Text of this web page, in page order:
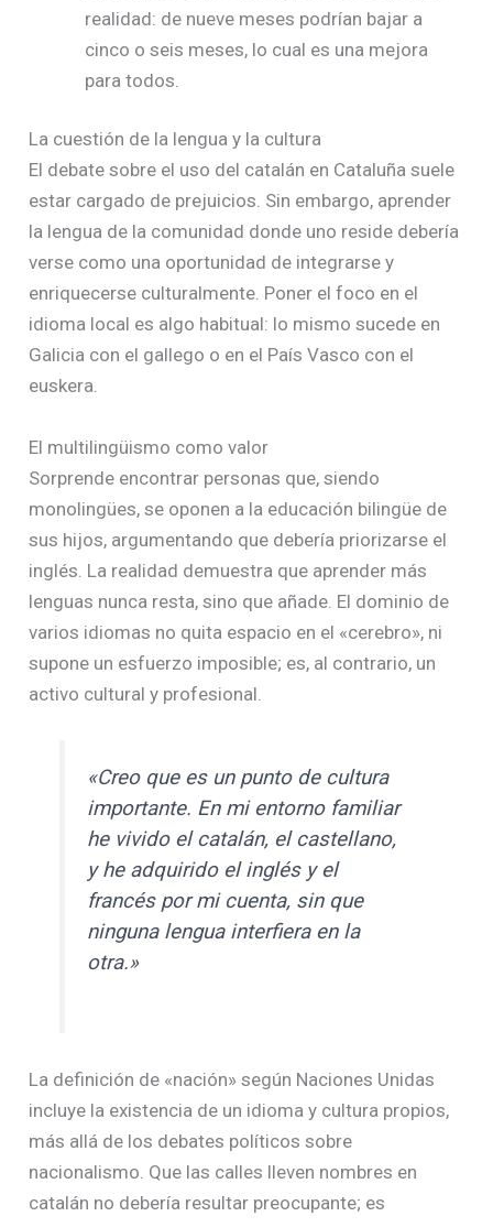
realidad: de nueve meses podrían bajar a
cinco o seis meses, lo cual es una mejora
para todos.
La cuestión de la lengua y la cultura
El debate sobre el uso del catalán en Cataluña suele
estar cargado de prejuicios. Sin embargo, aprender
la lengua de la comunidad donde uno reside debería
verse como una oportunidad de integrarse y
enriquecerse culturalmente. Poner el foco en el
idioma local es algo habitual: lo mismo sucede en
Galicia con el gallego o en el País Vasco con el
euskera.
El multilingüismo como valor
Sorprende encontrar personas que, siendo
monolingües, se oponen a la educación bilingüe de
sus hijos, argumentando que debería priorizarse el
inglés. La realidad demuestra que aprender más
lenguas nunca resta, sino que añade. El dominio de
varios idiomas no quita espacio en el «cerebro», ni
supone un esfuerzo imposible; es, al contrario, un
activo cultural y profesional.
«Creo que es un punto de cultura
importante. En mi entorno familiar
he vivido el catalán, el castellano,
y he adquirido el inglés y el
francés por mi cuenta, sin que
ninguna lengua interfiera en la
otra.»
La definición de «nación» según Naciones Unidas
incluye la existencia de un idioma y cultura propios,
más allá de los debates políticos sobre
nacionalismo. Que las calles lleven nombres en
catalán no debería resultar preocupante; es